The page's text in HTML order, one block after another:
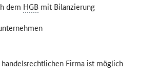
dem HGB mit Bilanzierung
Firma ist möglich